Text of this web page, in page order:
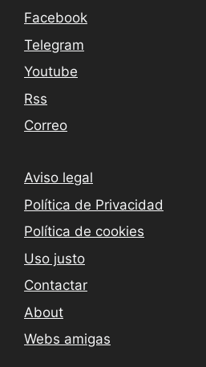
Facebook
Telegram
Youtube
Rss
Correo
Aviso legal
Política de Privacidad
Política de cookies
Uso justo
Contactar
About
Webs amigas